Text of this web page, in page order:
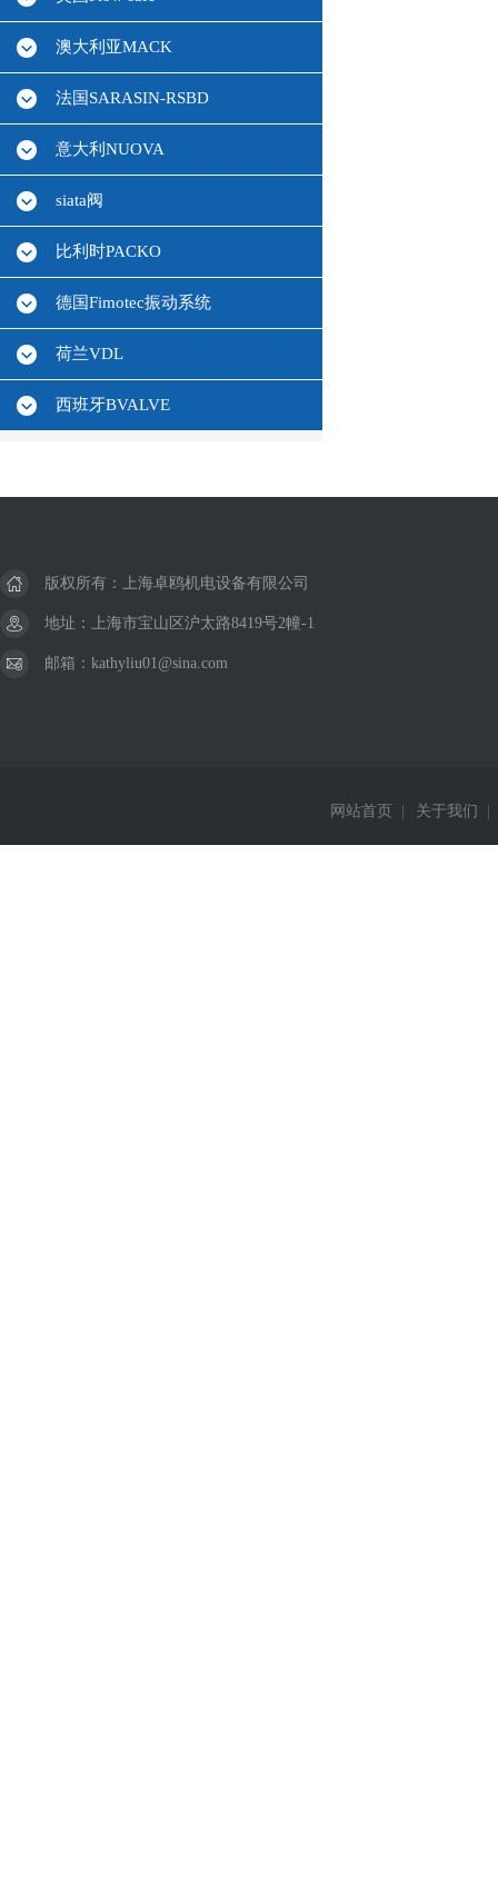
澳大利亚MACK
法国SARASIN-RSBD
意大利NUOVA
siata阀
比利时PACKO
德国Fimotec振动系统
荷兰VDL
西班牙BVALVE
版权所有：上海卓鸥机电设备有限公司
地址：上海市宝山区沪太路8419号2幢-1
邮箱：kathyliu01@sina.com
网站首页 关于我们